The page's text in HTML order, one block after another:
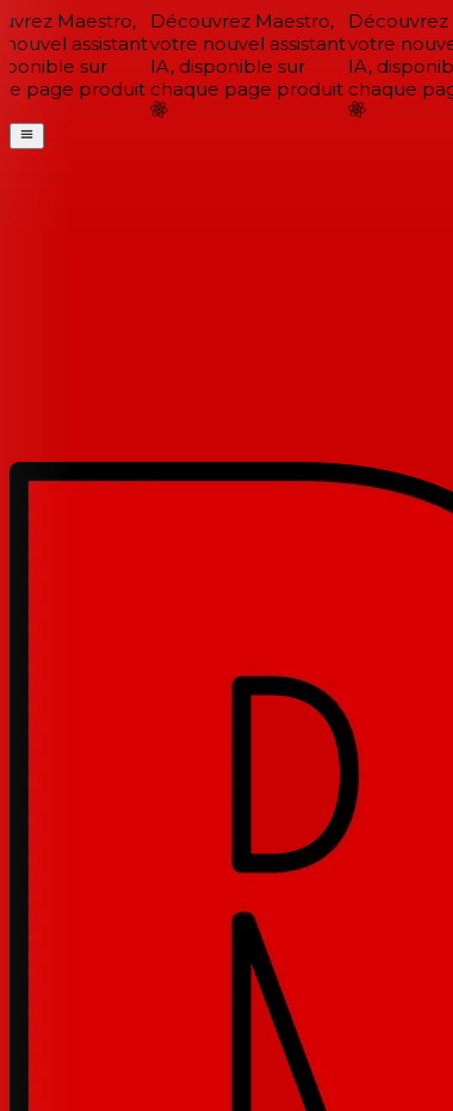
Maestro,
assistant
sur
page produit
Découvrez Maestro,
votre nouvel assistant
IA, disponible sur
chaque page produit
Découvrez
votre
IA,
chaque